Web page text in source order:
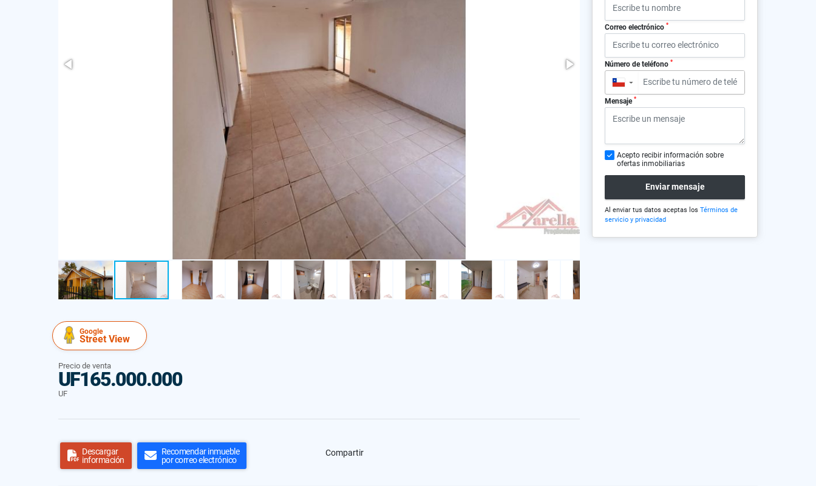
Google
Street View
Precio de venta
UF165.000.000
UF
Descargar
información
Recomendar inmueble
por correo electrónico
Compartir
Correo electrónico *
Número de teléfono *
▼
Mensaje *
Acepto recibir información sobre
ofertas inmobiliarias
Enviar mensaje
Al enviar tus datos aceptas los Términos de
servicio y privacidad